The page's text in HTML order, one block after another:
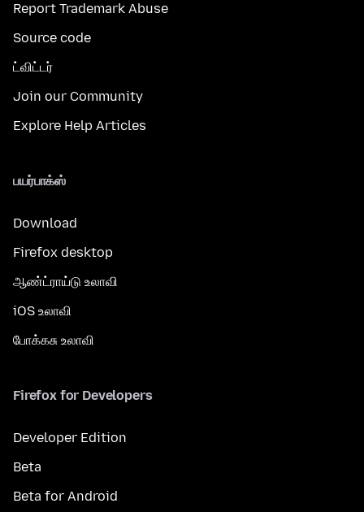
Report Trademark Abuse
Source code
ட்விட்டர்
Join our Community
Explore Help Articles
பயர்பாக்ஸ்
Download
Firefox desktop
ஆண்ட்ராய்டு உலாவி
iOS உலாவி
போக்கசு உலாவி
Firefox for Developers
Developer Edition
Beta
Beta for Android